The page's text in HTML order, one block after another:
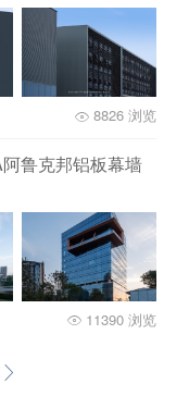
8826 浏览
鲁克邦铝板幕墙
11390 浏览